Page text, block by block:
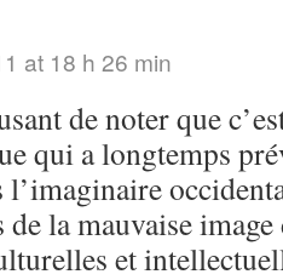
at 18 h 26 min
de noter que
qui a longtemps
l’imaginaire
la mauvaise image
et